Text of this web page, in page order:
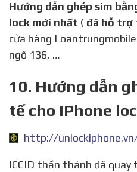
Hướng dẫn ghép sim bằng mã ICCID cho iphone
lock mới nhất ( đã hỗ trợ
cửa hàng
ngõ 136, …
10. Hướng dẫn
tế cho iPhone
ICCID thần thánh đã quay trở lại, iphone lock lại fix